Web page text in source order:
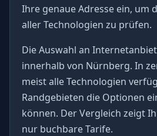
Ihre genaue Adresse ein, um
aller Technologien zu prüfen.
Die Auswahl an
innerhalb von Nürnberg. In
meist alle Technologien
Randgebieten die Optionen
können. Der Vergleich zeigt
nur buchbare Tarife.